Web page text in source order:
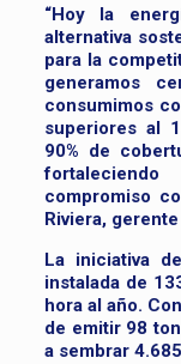
“Hoy la
alternativa
para la
generamos
consumimos
superiores al
90% de
compromiso
Riviera,
La iniciativa
instalada de
hora al año.
de emitir 98
a sembrar